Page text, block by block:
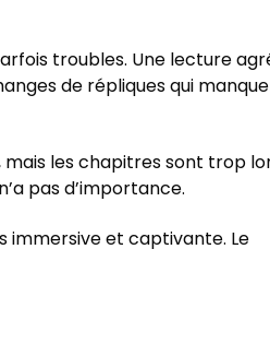
troubles. Une lecture
de répliques qui
les chapitres sont trop
pas d’importance.
immersive et captivante. Le